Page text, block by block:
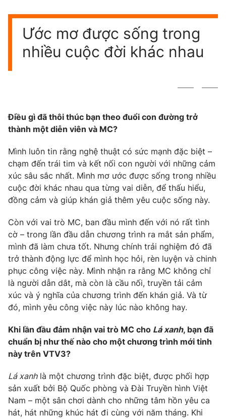
Câu chuyện quốc tế
Góc doanh nghiệp
Dữ liệu và đời sống
Truyền hình
Khán giả
Giải trí
Âm nhạc
Sao
Du lịch
Chất lượng cuộc sống
Giáo dục
Tuyển sinh
Học trực tuyến
Công nghệ
Hitech Công nghệ tương lai
Sản phẩm
Thị trường
Tư vấn
Giao lưu trực tuyến
Lịch phát sóng
Chuyên mục khác
Emagazine Podcast
Photo Infographic
Video Shorts video
VTV Money
VTV Sức khoẻ Bất động sản
Ước mơ được sống trong
nhiều cuộc đời khác nhau
Điều gì đã thôi thúc bạn theo đuổi con đường trở
thành một diễn viên và MC?
Mình luôn tin rằng nghệ thuật có sức mạnh đặc biệt –
chạm đến trái tim và kết nối con người với những cảm
xúc sâu sắc nhất. Mình mơ ước được sống trong nhiều
cuộc đời khác nhau qua từng vai diễn, để thấu hiểu,
đồng cảm và giúp khán giả thêm yêu cuộc sống này.
Còn với vai trò MC, ban đầu mình đến với nó rất tình
cờ – trong lần đầu dẫn chương trình ra mắt sản phẩm,
mình đã làm chưa tốt. Nhưng chính trải nghiệm đó đã
trở thành động lực để mình học hỏi, rèn luyện và chinh
phục công việc này. Mình nhận ra rằng MC không chỉ
là người dẫn dắt, mà còn là cầu nối, truyền tải cảm
xúc và ý nghĩa của chương trình đến khán giả. Và từ
đó, mình yêu công việc này lúc nào không hay.
Khi lần đầu đảm nhận vai trò MC cho Lá xanh, bạn đã
chuẩn bị như thế nào cho một chương trình mới tinh
này trên VTV3?
Lá xanhlà một chương trình đặc biệt, được phối hợp
sản xuất bởi Bộ Quốc phòng và Đài Truyền hình Việt
Nam – một sân chơi dành cho những tâm hồn yêu ca
hát, hát những khúc hát đi cùng với năm tháng. Khi